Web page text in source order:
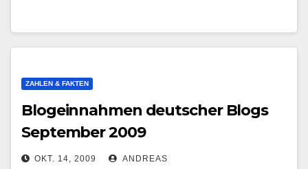
ZAHLEN & FAKTEN
Blogeinnahmen deutscher Blogs
September 2009
OKT. 14, 2009 ANDREAS